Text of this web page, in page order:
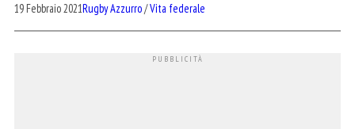
19 Febbraio 2021Rugby Azzurro/Vita federale